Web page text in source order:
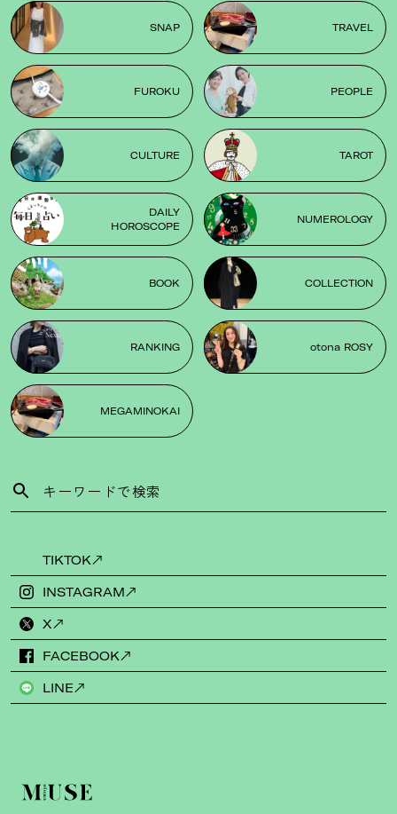
SNAP TRAVEL
FUROKU PEOPLE
CULTURE TAROT
DAILY
HOROSCOPE
NUMEROLOGY
BOOK COLLECTION
RANKING otona ROSY
MEGAMINOKAI
TIKTOK
INSTAGRAM
X
FACEBOOK
LINE